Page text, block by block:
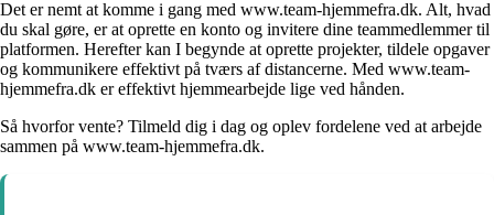
Det er nemt at komme i gang med www.team-hjemmefra.dk. Alt, hvad
du skal gøre, er at oprette en konto og invitere dine teammedlemmer til
platformen. Herefter kan I begynde at oprette projekter, tildele opgaver
og kommunikere effektivt på tværs af distancerne. Med www.team-
hjemmefra.dk er effektivt hjemmearbejde lige ved hånden.
Så hvorfor vente? Tilmeld dig i dag og oplev fordelene ved at arbejde
sammen på www.team-hjemmefra.dk.